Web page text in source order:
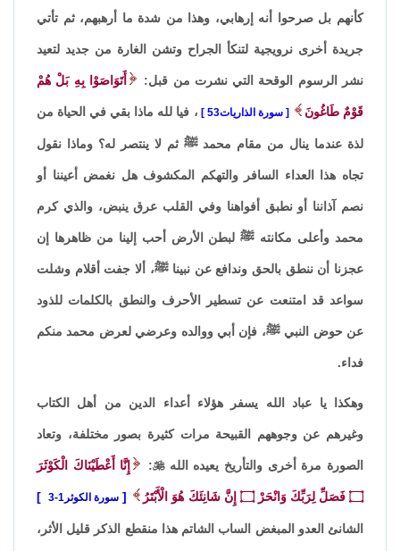
كأنهم بل صرحوا أنه إرهابي، وهذا من شدة ما أرهبهم، ثم تأتي
جريدة أخرى نرويجية لتنكأ الجراح وتشن الغارة من جديد لتعيد
نشر الرسوم الوقحة التي نشرت من قبل: أَتَوَاصَوْا بِهِ بَلْ هُمْ
قَوْمٌ طَاغُونَ سورة الذاريات53 ، فيا لله ماذا بقي في الحياة من
لذة عندما ينال من مقام محمد ﷺ ثم لا ينتصر له؟ وماذا نقول
تجاه هذا العداء السافر والتهكم المكشوف هل نغمض أعيننا أو
نصم آذاننا أو نطبق أفواهنا وفي القلب عرق ينبض، والذي كرم
محمد وأعلى مكانته ﷺ لبطن الأرض أحب إلينا من ظاهرها إن
عجزنا أن ننطق بالحق وندافع عن نبينا ﷺ، ألا جفت أقلام وشلت
سواعد قد امتنعت عن تسطير الأحرف والنطق بالكلمات للذود
عن حوض النبي ﷺ، فإن أبي ووالده وعرضي لعرض محمد منكم
فداء.
وهكذا يا عباد الله يسفر هؤلاء أعداء الدين من أهل الكتاب
وغيرهم عن وجوههم القبيحة مرات كثيرة بصور مختلفة، وتعاد
الصورة مرة أخرى والتأريخ يعيده الله
: إِنَّا أَعْطَيْنَاكَ الْكَوْثَرَ
۝ فَصَلِّ لِرَبِّكَ وَانْحَرْ ۝ إِنَّ شَانِئَكَ هُوَ الْأَبْتَرُ سورة الكوثر1-3
الشانئ العدو المبغض الساب الشاتم هذا منقطع الذكر قليل الأثر،